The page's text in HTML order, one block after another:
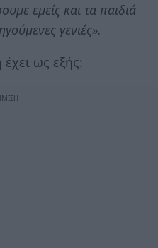
εμείς και τα παιδιά
γενιές».
ως εξής: